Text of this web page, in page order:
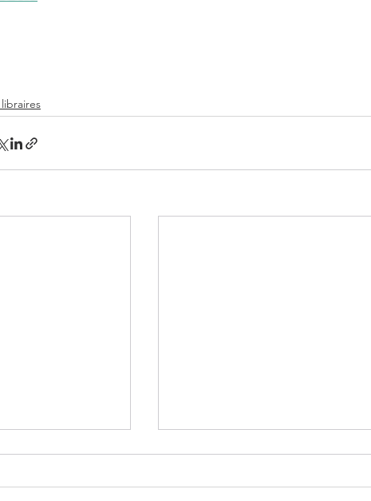
libraires